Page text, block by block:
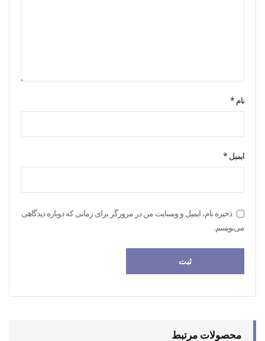
نام *
ایمیل *
ذخیره نام، ایمیل و وبسایت من در مرورگر برای زمانی که دوباره دیدگاهی
می‌نویسم.
محصولات مرتبط